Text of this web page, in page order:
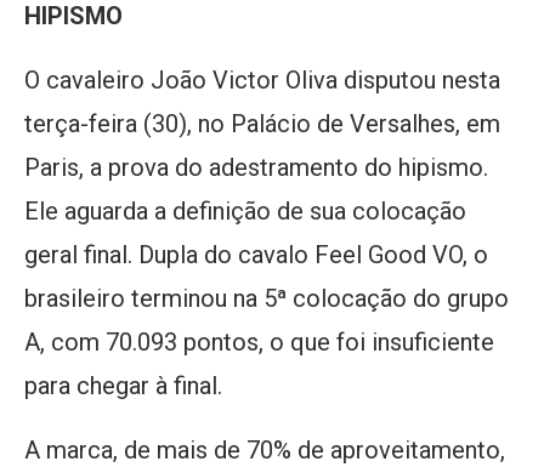
HIPISMO
O cavaleiro João Victor Oliva disputou nesta
terça-feira (30), no Palácio de Versalhes, em
Paris, a prova do adestramento do hipismo.
Ele aguarda a definição de sua colocação
geral final. Dupla do cavalo Feel Good VO, o
brasileiro terminou na 5ª colocação do grupo
A, com 70.093 pontos, o que foi insuficiente
para chegar à final.
A marca, de mais de 70% de aproveitamento,